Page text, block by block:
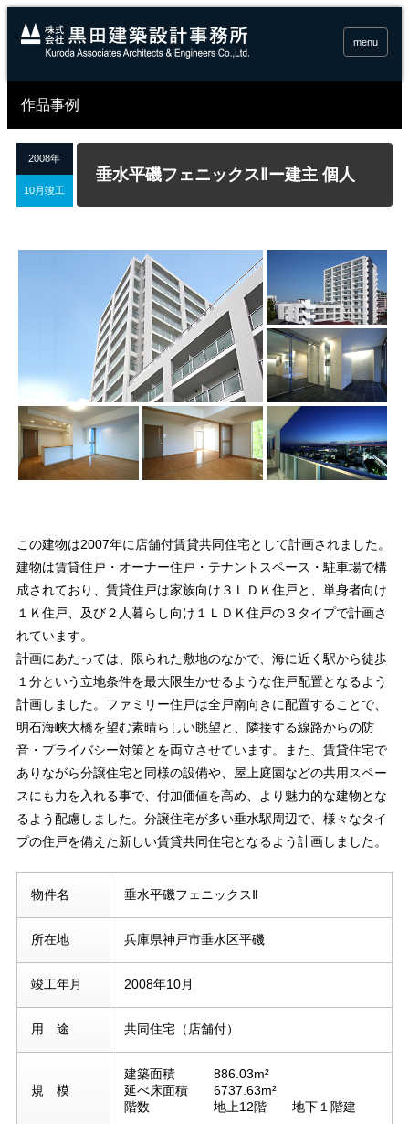
menu
作品事例
2008年
10月竣工
垂水平磯フェニックスⅡー建主 個人
この建物は2007年に店舗付賃貸共同住宅として計画されました。
建物は賃貸住戸・オーナー住戸・テナントスペース・駐車場で構
成されており、賃貸住戸は家族向け３ＬＤＫ住戸と、単身者向け
１Ｋ住戸、及び２人暮らし向け１ＬＤＫ住戸の３タイプで計画さ
れています。
計画にあたっては、限られた敷地のなかで、海に近く駅から徒歩
１分という立地条件を最大限生かせるような住戸配置となるよう
計画しました。ファミリー住戸は全戸南向きに配置することで、
明石海峡大橋を望む素晴らしい眺望と、隣接する線路からの防
音・プライバシー対策とを両立させています。また、賃貸住宅で
ありながら分譲住宅と同様の設備や、屋上庭園などの共用スペー
スにも力を入れる事で、付加価値を高め、より魅力的な建物とな
るよう配慮しました。分譲住宅が多い垂水駅周辺で、様々なタイ
プの住戸を備えた新しい賃貸共同住宅となるよう計画しました。
物件名 垂水平磯フェニックスⅡ
所在地 兵庫県神戸市垂水区平磯
竣工年月 2008年10月
用 途 共同住宅（店舗付）
規 模
建築面積 886.03m²
延べ床面積 6737.63m²
階数 地上12階 地下１階建